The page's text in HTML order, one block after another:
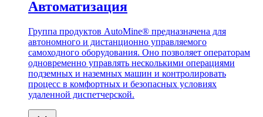
Автоматизация
Группа продуктов AutoMine® предназначена для
автономного и дистанционно управляемого
самоходного оборудования. Оно позволяет операторам
одновременно управлять несколькими операциями
подземных и наземных машин и контролировать
процесс в комфортных и безопасных условиях
удаленной диспетчерской.